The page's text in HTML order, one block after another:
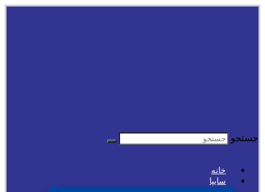
جستجو
خانه
سایپا